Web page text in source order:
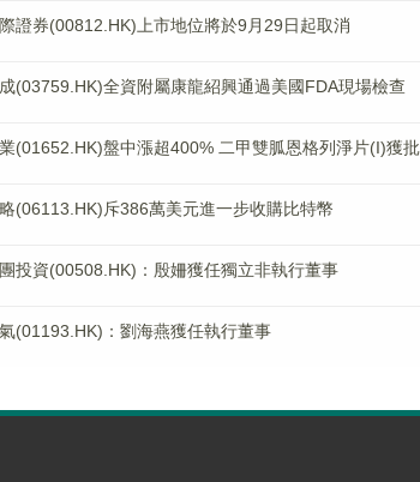
證券(00812.HK)上市地位將於9月29日起取消
(03759.HK)全資附屬康龍紹興通過美國FDA現場檢查
(01652.HK)盤中漲超400% 二甲雙胍恩格列淨片(I)獲
(06113.HK)斥386萬美元進一步收購比特幣
投資(00508.HK)：殷姍獲任獨立非執行董事
(01193.HK)：劉海燕獲任執行董事